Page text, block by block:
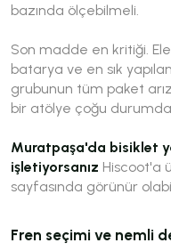
bazında ölçebilmeli.
Son madde en kritiği.
batarya ve en sık
grubunun tüm paket
bir atölye çoğu
Muratpaşa'da bisiklet
işletiyorsanız Hiscoot'a
sayfasında görünür
Fren seçimi ve nemli